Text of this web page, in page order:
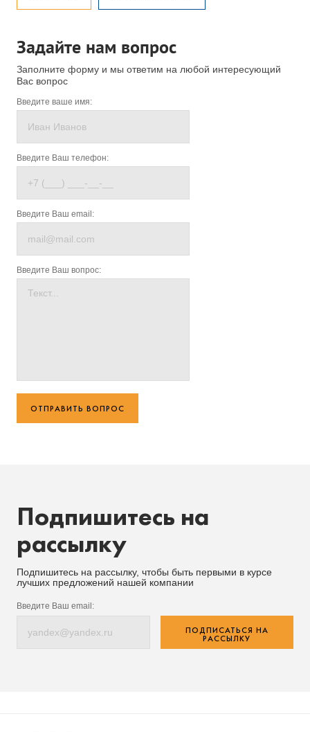
Задайте нам вопрос
Заполните форму и мы ответим на любой интересующий
Вас вопрос
Введите ваше имя:
Введите Ваш телефон:
Введите Ваш email:
Введите Ваш вопрос:
ОТПРАВИТЬ ВОПРОС
Подпишитесь на
рассылку
Подпишитесь на рассылку, чтобы быть первыми в курсе
лучших предложений нашей компании
Введите Ваш email:
ПОДПИСАТЬСЯ НА
РАССЫЛКУ